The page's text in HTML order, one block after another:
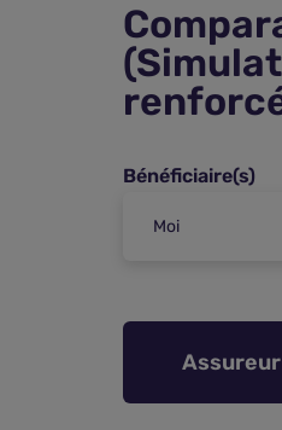
Bénéficiaire(s)
Assureur